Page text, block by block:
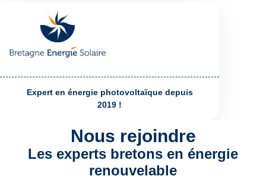
Expert en énergie photovoltaïque depuis
2019 !
Nous rejoindre
Les experts bretons en énergie
renouvelable